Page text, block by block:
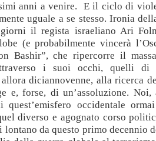
anni a venire. E il ciclo di
uguale a se stesso. Ironia
il regista israeliano Ari
(e probabilmente vincerà
Bashir”, che ripercorre il
i suoi occhi, quelli di
diciannovenne, alla ricerca
e, forse, di un’assoluzione.
quest’emisfero occidentale
diverso e agognato corso
lontano da questo primo decennio